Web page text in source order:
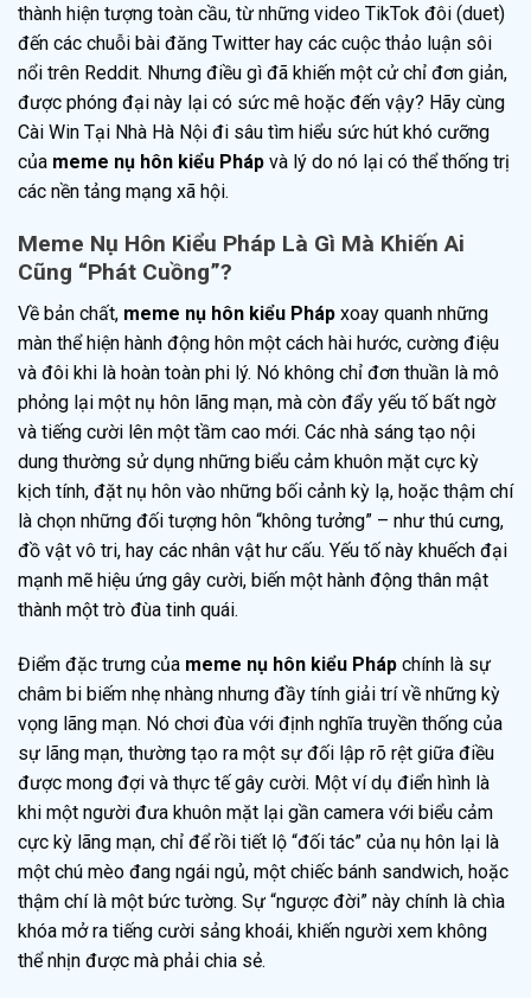
thành hiện tượng toàn cầu, từ những video TikTok đôi (duet)
đến các chuỗi bài đăng Twitter hay các cuộc thảo luận sôi
nổi trên Reddit. Nhưng điều gì đã khiến một cử chỉ đơn giản,
được phóng đại này lại có sức mê hoặc đến vậy? Hãy cùng
Cài Win Tại Nhà Hà Nội đi sâu tìm hiểu sức hút khó cưỡng
của meme nụ hôn kiểu Pháp và lý do nó lại có thể thống trị
các nền tảng mạng xã hội.
Meme Nụ Hôn Kiểu Pháp Là Gì Mà Khiến Ai
Cũng “Phát Cuồng”?
Về bản chất, meme nụ hôn kiểu Pháp xoay quanh những
màn thể hiện hành động hôn một cách hài hước, cường điệu
và đôi khi là hoàn toàn phi lý. Nó không chỉ đơn thuần là mô
phỏng lại một nụ hôn lãng mạn, mà còn đẩy yếu tố bất ngờ
và tiếng cười lên một tầm cao mới. Các nhà sáng tạo nội
dung thường sử dụng những biểu cảm khuôn mặt cực kỳ
kịch tính, đặt nụ hôn vào những bối cảnh kỳ lạ, hoặc thậm chí
là chọn những đối tượng hôn “không tưởng” – như thú cưng,
đồ vật vô tri, hay các nhân vật hư cấu. Yếu tố này khuếch đại
mạnh mẽ hiệu ứng gây cười, biến một hành động thân mật
thành một trò đùa tinh quái.
Điểm đặc trưng của meme nụ hôn kiểu Pháp chính là sự
châm bi biếm nhẹ nhàng nhưng đầy tính giải trí về những kỳ
vọng lãng mạn. Nó chơi đùa với định nghĩa truyền thống của
sự lãng mạn, thường tạo ra một sự đối lập rõ rệt giữa điều
được mong đợi và thực tế gây cười. Một ví dụ điển hình là
khi một người đưa khuôn mặt lại gần camera với biểu cảm
cực kỳ lãng mạn, chỉ để rồi tiết lộ “đối tác” của nụ hôn lại là
một chú mèo đang ngái ngủ, một chiếc bánh sandwich, hoặc
thậm chí là một bức tường. Sự “ngược đời” này chính là chìa
khóa mở ra tiếng cười sảng khoái, khiến người xem không
thể nhịn được mà phải chia sẻ.